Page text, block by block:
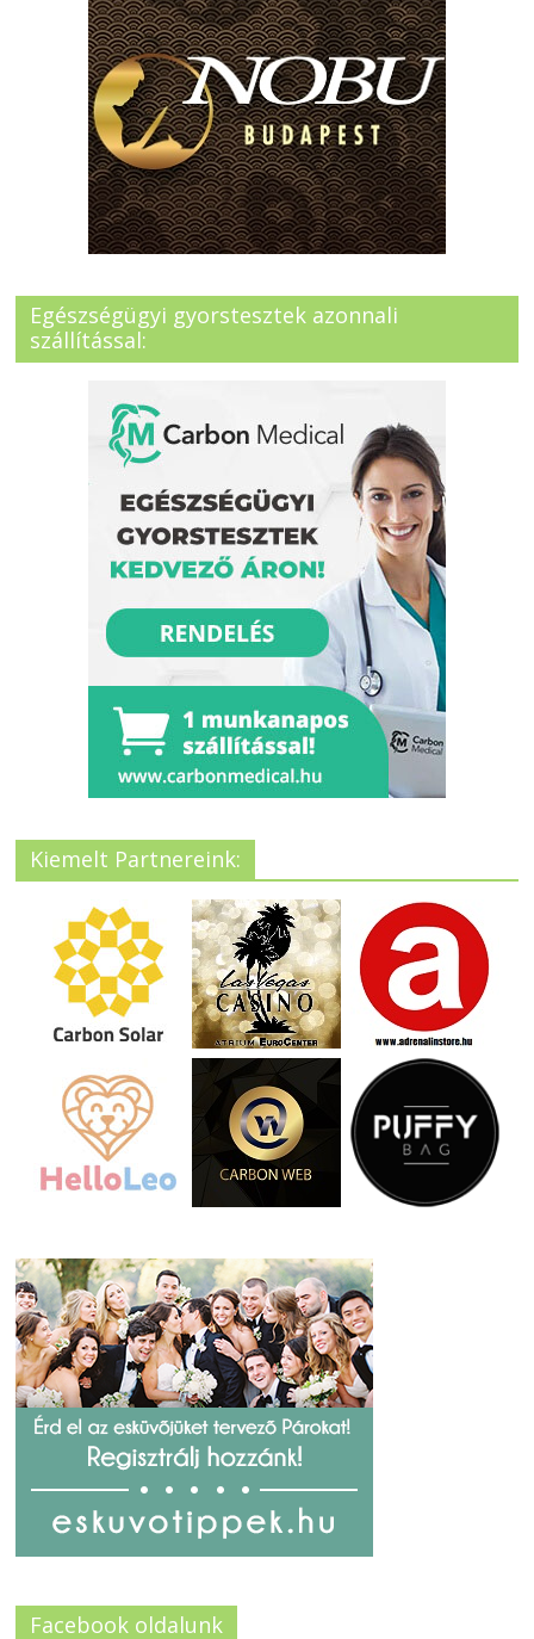
Egészségügyi gyorstesztek azonnali
szállítással:
Kiemelt Partnereink:
Facebook oldalunk